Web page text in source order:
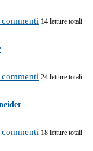
commenti 14 letture totali
commenti 24 letture totali
commenti 18 letture totali